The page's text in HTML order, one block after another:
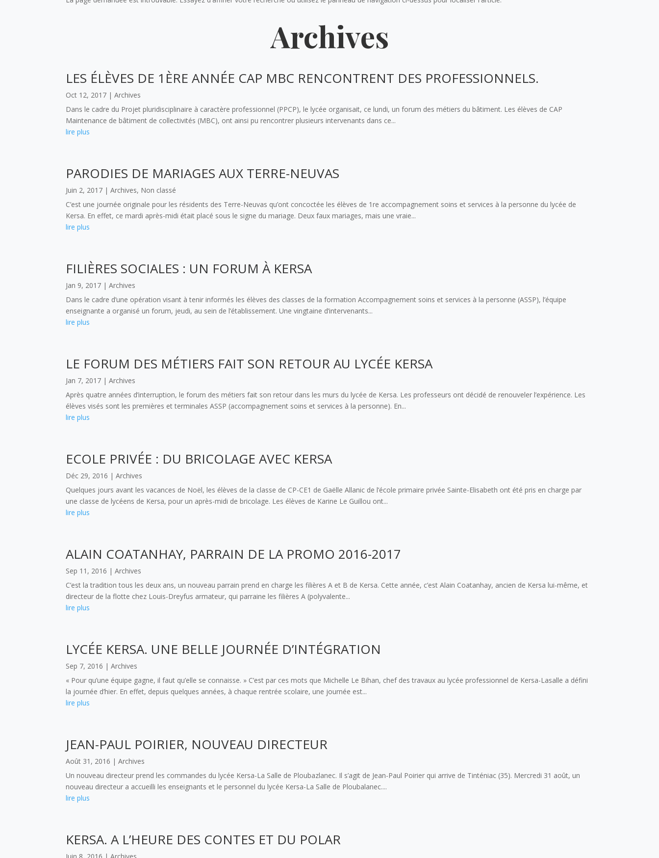
Archives
LES ÉLÈVES DE 1ÈRE ANNÉE CAP MBC RENCONTRENT DES PROFESSIONNELS.
Oct 12, 2017 |Archives
Dans le cadre du Projet pluridisciplinaire à caractère professionnel (PPCP), le lycée organisait, ce lundi, un forum des métiers du bâtiment. Les élèves de CAP
Maintenance de bâtiment de collectivités (MBC), ont ainsi pu rencontrer plusieurs intervenants dans ce...
lire plus
PARODIES DE MARIAGES AUX TERRE-NEUVAS
Juin 2, 2017 |Archives, Non classé
C’est une journée originale pour les résidents des Terre-Neuvas qu’ont concoctée les élèves de 1re accompagnement soins et services à la personne du lycée de
Kersa. En effet, ce mardi après-midi était placé sous le signe du mariage. Deux faux mariages, mais une vraie...
lire plus
FILIÈRES SOCIALES : UN FORUM À KERSA
Jan 9, 2017 |Archives
Dans le cadre d’une opération visant à tenir informés les élèves des classes de la formation Accompagnement soins et services à la personne (ASSP), l’équipe
enseignante a organisé un forum, jeudi, au sein de l’établissement. Une vingtaine d’intervenants...
lire plus
LE FORUM DES MÉTIERS FAIT SON RETOUR AU LYCÉE KERSA
Jan 7, 2017 |Archives
Après quatre années d’interruption, le forum des métiers fait son retour dans les murs du lycée de Kersa. Les professeurs ont décidé de renouveler l’expérience. Les
élèves visés sont les premières et terminales ASSP (accompagnement soins et services à la personne). En...
lire plus
ECOLE PRIVÉE : DU BRICOLAGE AVEC KERSA
Déc 29, 2016 |Archives
Quelques jours avant les vacances de Noël, les élèves de la classe de CP-CE1 de Gaëlle Allanic de l’école primaire privée Sainte-Elisabeth ont été pris en charge par
une classe de lycéens de Kersa, pour un après-midi de bricolage. Les élèves de Karine Le Guillou ont...
lire plus
ALAIN COATANHAY, PARRAIN DE LA PROMO 2016-2017
Sep 11, 2016 |Archives
C’est la tradition tous les deux ans, un nouveau parrain prend en charge les filières A et B de Kersa. Cette année, c’est Alain Coatanhay, ancien de Kersa lui-même, et
directeur de la flotte chez Louis-Dreyfus armateur, qui parraine les filières A (polyvalente...
lire plus
LYCÉE KERSA. UNE BELLE JOURNÉE D’INTÉGRATION
Sep 7, 2016 |Archives
« Pour qu’une équipe gagne, il faut qu’elle se connaisse. » C’est par ces mots que Michelle Le Bihan, chef des travaux au lycée professionnel de Kersa-Lasalle a défini
la journée d’hier. En effet, depuis quelques années, à chaque rentrée scolaire, une journée est...
lire plus
JEAN-PAUL POIRIER, NOUVEAU DIRECTEUR
Août 31, 2016 |Archives
Un nouveau directeur prend les commandes du lycée Kersa-La Salle de Ploubazlanec. Il s’agit de Jean-Paul Poirier qui arrive de Tinténiac (35). Mercredi 31 août, un
nouveau directeur a accueilli les enseignants et le personnel du lycée Kersa-La Salle de Ploubalanec....
lire plus
KERSA. A L’HEURE DES CONTES ET DU POLAR